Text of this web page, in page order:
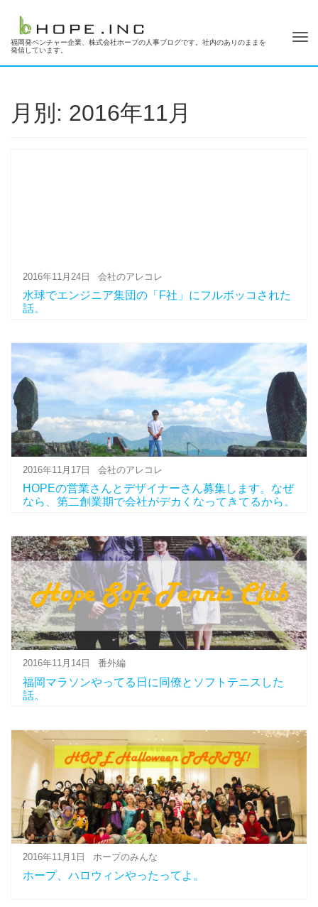
福岡発ベンチャー企業、株式会社ホープの人事ブログです。社内のありのままを
発信しています。
月別: 2016年11月
2016年11月24日 会社のアレコレ
水球でエンジニア集団の「F社」にフルボッコされた
話。
2016年11月17日 会社のアレコレ
HOPEの営業さんとデザイナーさん募集します。なぜ
なら、第二創業期で会社がデカくなってきてるから。
2016年11月14日 番外編
福岡マラソンやってる日に同僚とソフトテニスした
話。
2016年11月1日 ホープのみんな
ホープ、ハロウィンやったってよ。